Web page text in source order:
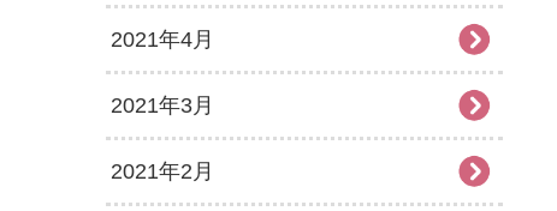
2021年4月
2021年3月
2021年2月